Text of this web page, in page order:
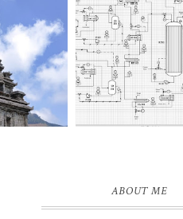
ABOUT ME